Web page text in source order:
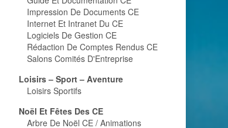
Impression De Documents CE
Internet Et Intranet Du CE
Logiciels De Gestion CE
Rédaction De Comptes Rendus CE
Salons Comités D'Entreprise
Loisirs – Sport – Aventure
Loisirs Sportifs
Noël Et Fêtes Des CE
Arbre De Noël CE / Animations